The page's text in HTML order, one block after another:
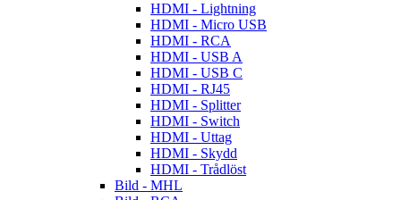
HDMI - Lightning
HDMI - Micro USB
HDMI - RCA
HDMI - USB A
HDMI - USB C
HDMI - RJ45
HDMI - Splitter
HDMI - Switch
HDMI - Uttag
HDMI - Skydd
HDMI - Trådlöst
Bild - MHL